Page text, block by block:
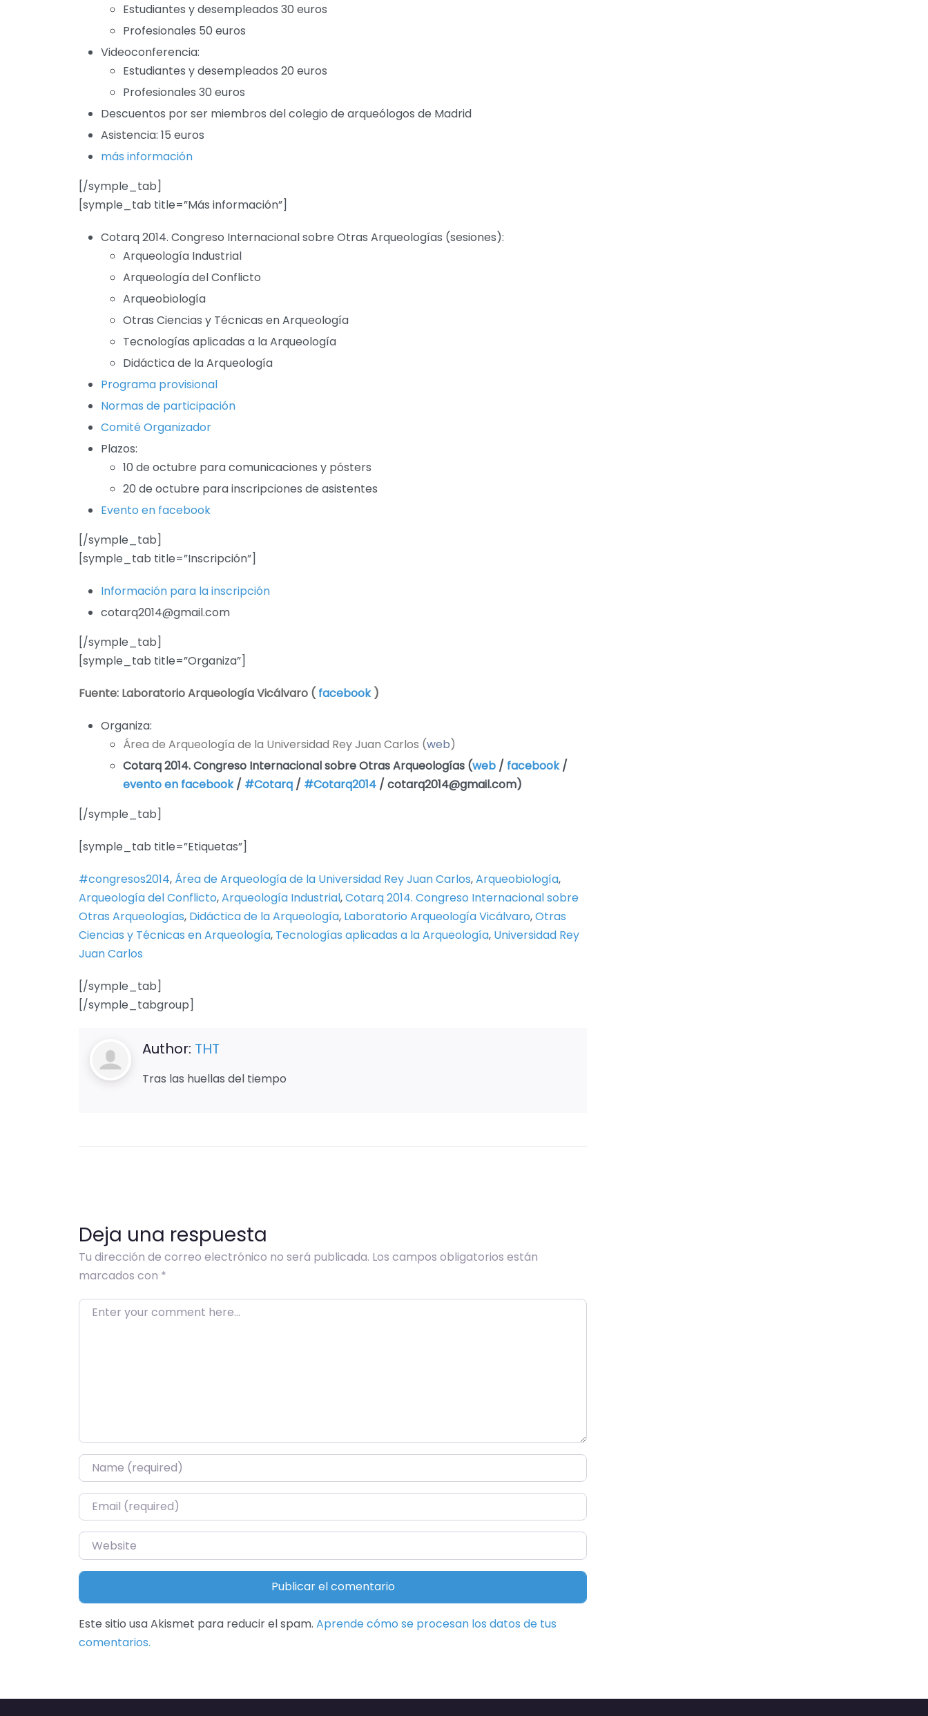
Estudiantes y desempleados 30 euros
Profesionales 50 euros
Videoconferencia:
Estudiantes y desempleados 20 euros
Profesionales 30 euros
Descuentos por ser miembros del colegio de arqueólogos de Madrid
Asistencia: 15 euros
más información
[/symple_tab]
[symple_tab title=”Más información”]
Cotarq 2014. Congreso Internacional sobre Otras Arqueologías (sesiones):
Arqueología Industrial
Arqueología del Conflicto
Arqueobiología
Otras Ciencias y Técnicas en Arqueología
Tecnologías aplicadas a la Arqueología
Didáctica de la Arqueología
Programa provisional
Normas de participación
Comité Organizador
Plazos:
10 de octubre para comunicaciones y pósters
20 de octubre para inscripciones de asistentes
Evento en facebook
[/symple_tab]
[symple_tab title=”Inscripción”]
Información para la inscripción
cotarq2014@gmail.com
[/symple_tab]
[symple_tab title=”Organiza”]
Fuente: Laboratorio Arqueología Vicálvaro ( facebook)
Organiza:
Área de Arqueología de la Universidad Rey Juan Carlos (web)
Cotarq 2014. Congreso Internacional sobre Otras Arqueologías (web / facebook/
evento en facebook/ #Cotarq / #Cotarq2014 / cotarq2014@gmail.com)
[/symple_tab]
[symple_tab title=”Etiquetas”]
#congresos2014, Área de Arqueología de la Universidad Rey Juan Carlos,Arqueobiología,
Arqueología del Conflicto,Arqueología Industrial,Cotarq 2014. Congreso Internacional sobre
Otras Arqueologías, Didáctica de la Arqueología, Laboratorio Arqueología Vicálvaro,Otras
Ciencias y Técnicas en Arqueología, Tecnologías aplicadas a la Arqueología, Universidad Rey
Juan Carlos
[/symple_tab]
[/symple_tabgroup]
Author: THT
Tras las huellas del tiempo
Deja una respuesta
Tu dirección de correo electrónico no será publicada. Los campos obligatorios están
marcados con *
Enter your comment here…
Name*
Email*
Website
Este sitio usa Akismet para reducir el spam. Aprende cómo se procesan los datos de tus
comentarios.